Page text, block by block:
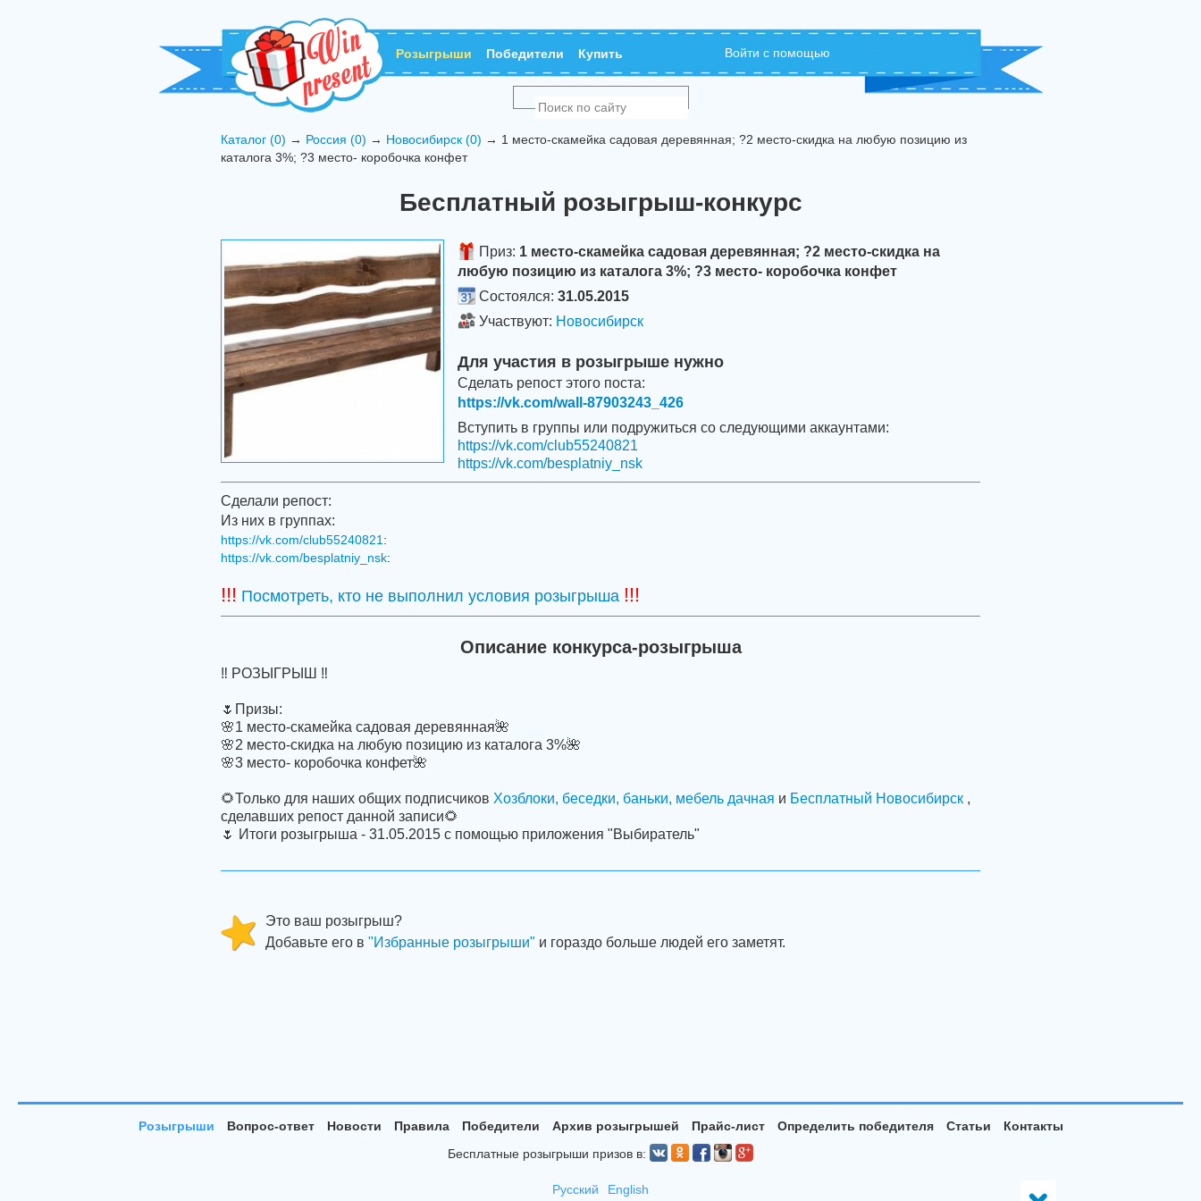
Розыгрыши Победители Купить Войти с помощью
Каталог (0) → Россия (0) → Новосибирск (0) → 1 место-скамейка садовая деревянная; ?2 место-скидка на любую позицию из
каталога 3%; ?3 место- коробочка конфет
Бесплатный розыгрыш-конкурс
Приз: 1 место-скамейка садовая деревянная; ?2 место-скидка на
любую позицию из каталога 3%; ?3 место- коробочка конфет
Состоялся: 31.05.2015
Участвуют: Новосибирск
Для участия в розыгрыше нужно
Сделать репост этого поста:
https://vk.com/wall-87903243_426
Вступить в группы или подружиться со следующими аккаунтами:
https://vk.com/club55240821
https://vk.com/besplatniy_nsk
Сделали репост:
Из них в группах:
https://vk.com/club55240821 :
https://vk.com/besplatniy_nsk:
!!! Посмотреть, кто не выполнил условия розыгрыша !!!
Описание конкурса-розыгрыша
‼ РОЗЫГРЫШ ‼
🌷Призы:
🌸1 место-скамейка садовая деревянная🌺
🌸2 место-скидка на любую позицию из каталога 3%🌺
🌸3 место- коробочка конфет🌺
🌻Только для наших общих подписчиков Хозблоки, беседки, баньки, мебель дачная и Бесплатный Новосибирск ,
сделавших репост данной записи🌻
🌷 Итоги розыгрыша - 31.05.2015 с помощью приложения "Выбиратель"
Это ваш розыгрыш?
Добавьте его в "Избранные розыгрыши" и гораздо больше людей его заметят.
Розыгрыши Вопрос-ответ Новости Правила Победители Архив розыгрышей Прайс-лист Определить победителя Статьи
Контакты
Бесплатные розыгрыши призов в:
Русский English